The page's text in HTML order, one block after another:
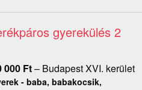
gyerekülés 2
000 Ft– Budapest XVI. kerület
- baba, babakocsik,